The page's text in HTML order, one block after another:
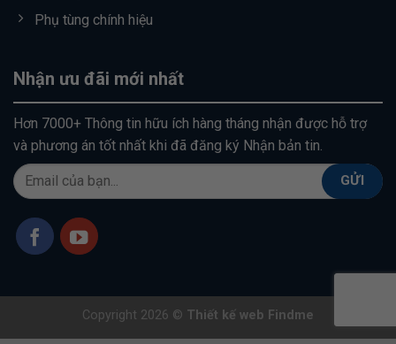
Phụ tùng chính hiệu
Nhận ưu đãi mới nhất
Hơn 7000+ Thông tin hữu ích hàng tháng nhận được hỗ trợ
và phương án tốt nhất khi đã đăng ký Nhận bản tin.
Copyright 2026 © Thiết kế web Findme